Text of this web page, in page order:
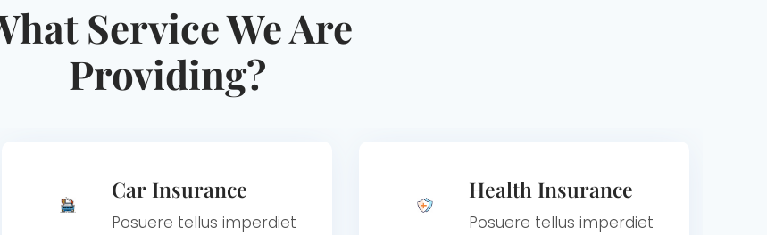
Service We Are
Providing?
Car Insurance
Posuere tellus imperdiet
Health Insurance
Posuere tellus imperdiet